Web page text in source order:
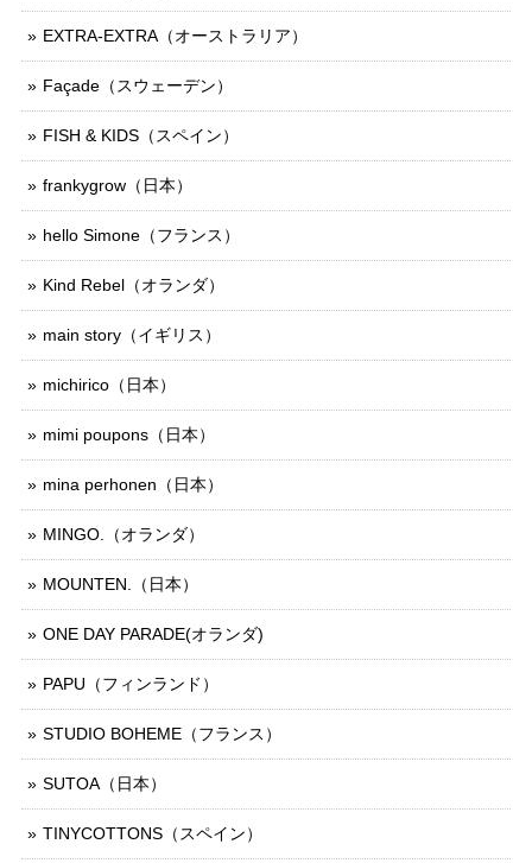
EXTRA-EXTRA（オーストラリア）
Façade（スウェーデン）
FISH & KIDS（スペイン）
frankygrow（日本）
hello Simone（フランス）
Kind Rebel（オランダ）
main story（イギリス）
michirico（日本）
mimi poupons（日本）
mina perhonen（日本）
MINGO.（オランダ）
MOUNTEN.（日本）
ONE DAY PARADE(オランダ)
PAPU（フィンランド）
STUDIO BOHEME（フランス）
SUTOA（日本）
TINYCOTTONS（スペイン）